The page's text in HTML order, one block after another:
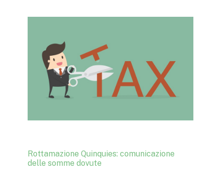
Rottamazione Quinquies: comunicazione
delle somme dovute